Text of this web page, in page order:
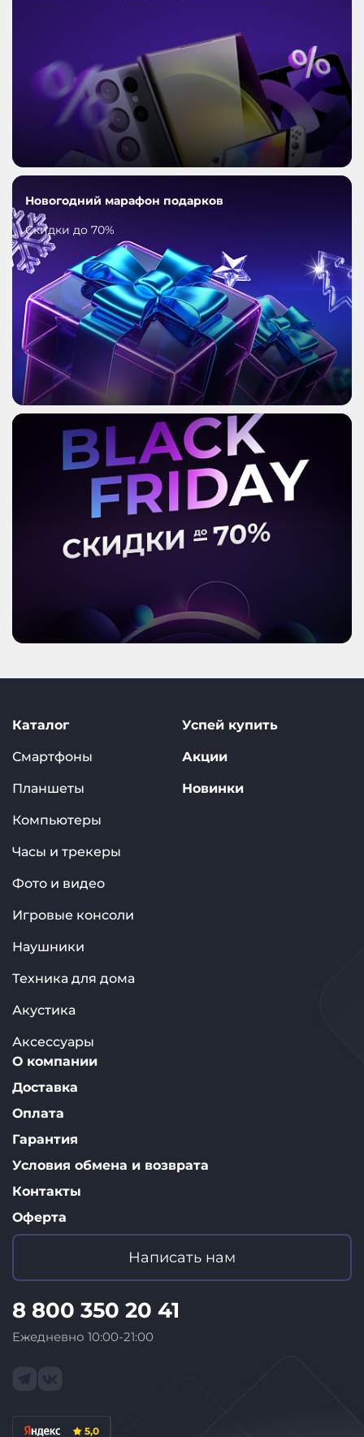
Новогодний марафон подарков
Скидки до 70%
Написать нам
8 800 350 20 41
Ежедневно 10:00-21:00
5,0
Каталог
Смартфоны
Планшеты
Компьютеры
Часы и трекеры
Фото и видео
Игровые консоли
Наушники
Техника для дома
Акустика
Аксессуары
Успей купить
Акции
Новинки
О компании
Доставка
Оплата
Гарантия
Условия обмена и возврата
Контакты
Оферта